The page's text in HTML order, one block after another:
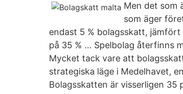
Men det som
som äger
endast 5 % bolagsskatt,
på 35 % … Spelbolag återfinns
Mycket tack vare att
strategiska läge i Medelhavet,
Bolagsskatten är visserligen 35